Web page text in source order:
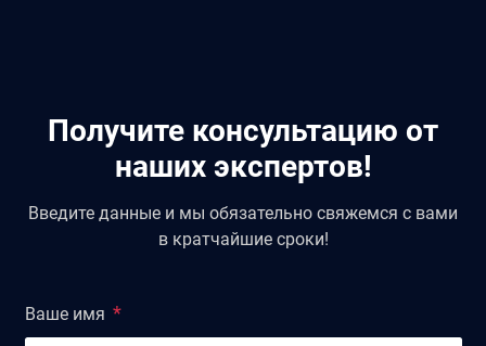
Получите консультацию от
наших экспертов!
Введите данные и мы обязательно свяжемся с вами
в кратчайшие сроки!
Ваше имя